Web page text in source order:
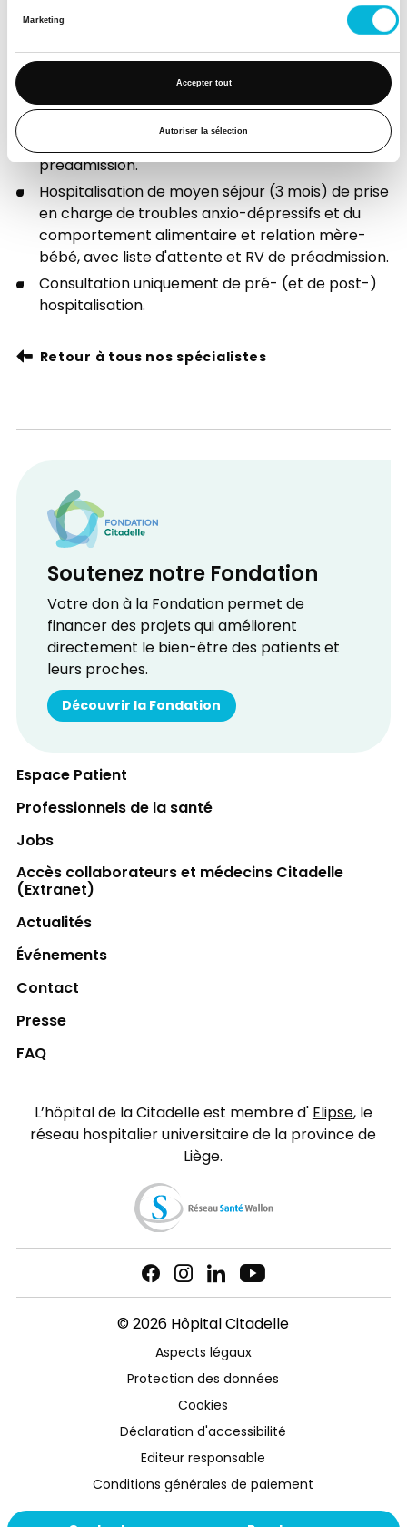
Marketing
Accepter tout
Autoriser la sélection
Présentation
Hospitalisation de court séjour (4 semaines) de
préadmission.
Hospitalisation de moyen séjour (3 mois) de prise
en charge de troubles anxio-dépressifs et du
comportement alimentaire et relation mère-
bébé, avec liste d'attente et RV de préadmission.
Consultation uniquement de pré- (et de post-)
hospitalisation.
Retour à tous nos spécialistes
Soutenez notre Fondation
Votre don à la Fondation permet de
financer des projets qui améliorent
directement le bien-être des patients et
leurs proches.
Découvrir la Fondation
Espace Patient
Professionnels de la santé
Jobs
Accès collaborateurs et médecins Citadelle
(Extranet)
Actualités
Événements
Contact
Presse
FAQ
L’hôpital de la Citadelle est membre d'Elipse, le
réseau hospitalier universitaire de la province de
Liège.
© 2026 Hôpital Citadelle
Aspects légaux
Protection des données
Cookies
Déclaration d'accessibilité
Editeur responsable
Conditions générales de paiement